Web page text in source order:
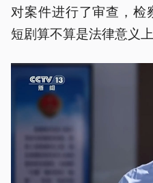
对案件进行了审查，
短剧算不算是法律意义上